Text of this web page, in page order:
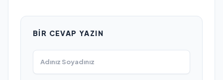
BIR CEVAP YAZIN